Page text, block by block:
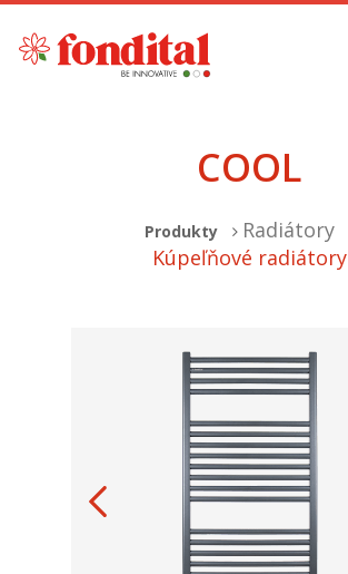
COOL
Produkty
Radiátory
Kúpeľňové radiátory